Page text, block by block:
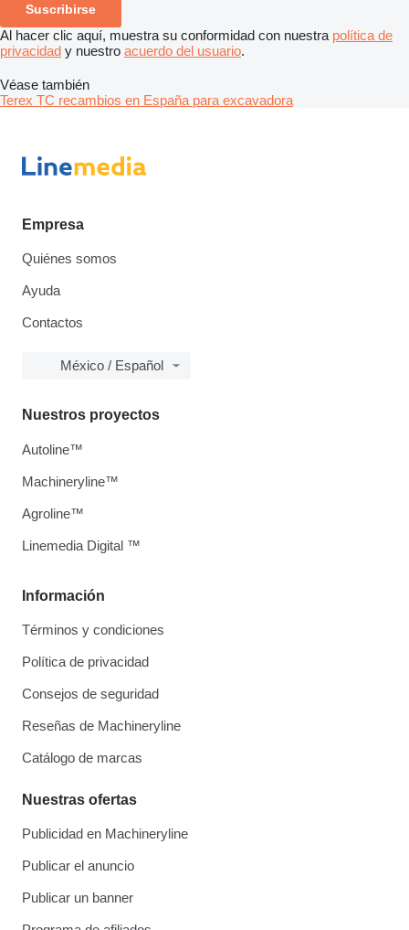
Suscribirse
Al hacer clic aquí, muestra su conformidad con nuestra política de
privacidad y nuestro acuerdo del usuario.
Véase también
Terex TC recambios en España para excavadora
Empresa
Quiénes somos
Ayuda
Contactos
México / Español
Información
Términos y condiciones
Política de privacidad
Consejos de seguridad
Reseñas de Machineryline
Catálogo de marcas
Nuestras ofertas
Publicidad en Machineryline
Publicar el anuncio
Publicar un banner
Nuestros proyectos
Autoline™
Machineryline™
Agroline™
Linemedia Digital ™